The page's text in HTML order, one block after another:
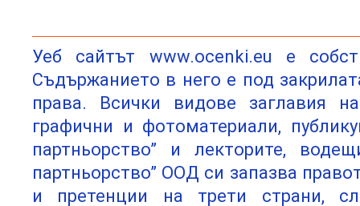
Уеб сайтът www.ocenki.eu e
Съдържанието в него е под
права. Всички видове заглавия
графични и фотоматериали,
партньорство” и лекторите,
партньорство” ООД си запазва
и претенции на трети страни,